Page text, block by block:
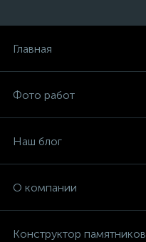
Главная
Фото работ
Наш блог
О компании
Конструктор памятников